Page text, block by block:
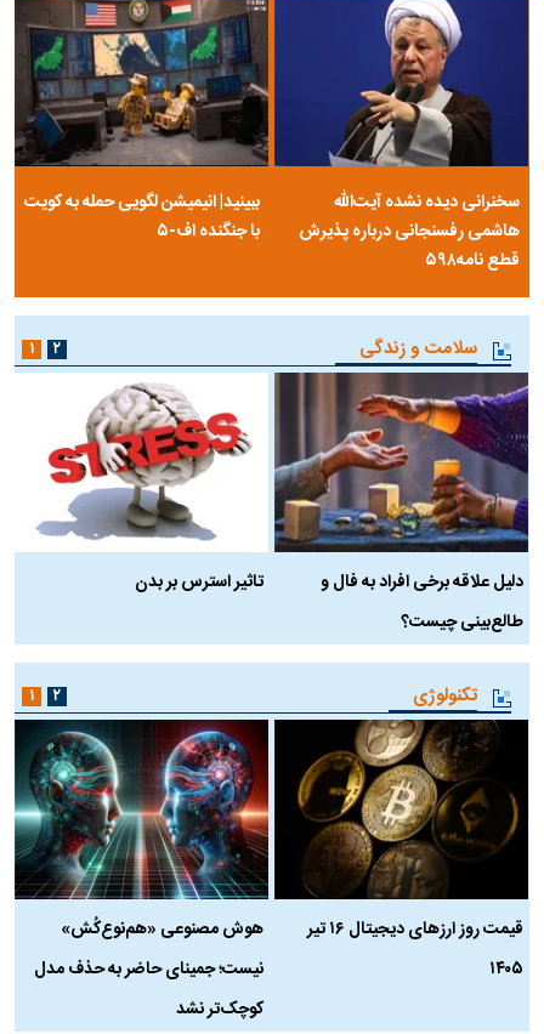
سخنرانی دیده نشده آیت‌الله
هاشمی رفسنجانی درباره پذیرش
قطع نامه۵۹۸
ببینید| انیمیشن لگویی حمله به کویت
با جنگنده اف-۵
سلامت و زندگی
دلیل علاقه برخی افراد به فال و
طالع‌بینی چیست؟
تاثیر استرس بر بدن
۱ ۲
تکنولوژی
قیمت روز ارز‌های دیجیتال ۱۶ تیر
۱۴۰۵
هوش مصنوعی «هم‌نوع‌کُش»
نیست؛ جمینای حاضر به حذف مدل
کوچک‌تر نشد
۱ ۲